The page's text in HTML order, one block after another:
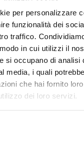
per personalizzare
funzionalità dei
traffico.
in cui utilizzi il
si occupano di analisi
media, i quali
che hai fornito
dei loro servizi.